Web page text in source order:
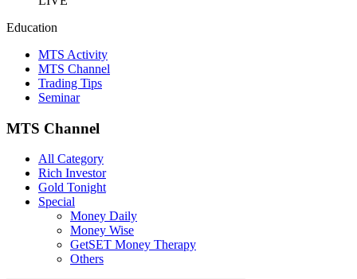
Education
MTS Activity
MTS Channel
Trading Tips
Seminar
MTS Channel
All Category
Rich Investor
Gold Tonight
Special
Money Daily
Money Wise
GetSET Money Therapy
Others